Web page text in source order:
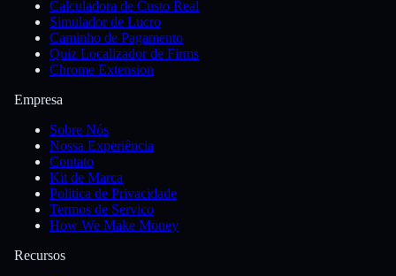
Calculadora de Custo Real
Simulador de Lucro
Caminho de Pagamento
Quiz Localizador de Firms
Chrome Extension
Empresa
Sobre Nós
Nossa Experiência
Contato
Kit de Marca
Politica de Privacidade
Termos de Servico
How We Make Money
Recursos